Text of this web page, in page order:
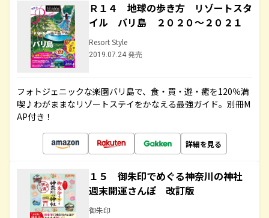
Ｒ１４ 地球の歩き方 リゾートスタ
イル バリ島 ２０２０～２０２１
Resort Style
2019.07.24 発売
フォトジェニックな楽園バリ島で、食・買・遊・癒を120％満
喫♪わがままなリゾートステイをかなえる最強ガイド。別冊M
AP付き！
詳細を見る
１５ 御朱印でめぐる神奈川の神社
週末開運さんぽ 改訂版
御朱印